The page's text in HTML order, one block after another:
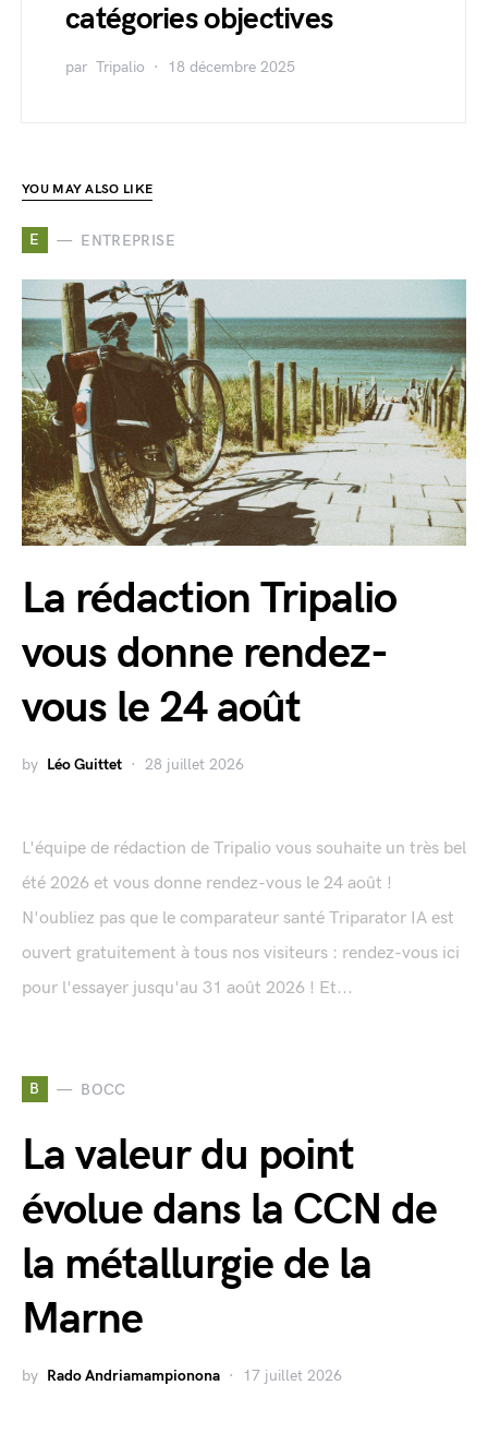
catégories objectives
par Tripalio 18 décembre 2025
YOU MAY ALSO LIKE
E ENTREPRISE
La rédaction Tripalio
vous donne rendez-
vous le 24 août
by Léo Guittet 28 juillet 2026
L'équipe de rédaction de Tripalio vous souhaite un très bel
été 2026 et vous donne rendez-vous le 24 août !
N'oubliez pas que le comparateur santé Triparator IA est
ouvert gratuitement à tous nos visiteurs : rendez-vous ici
pour l'essayer jusqu'au 31 août 2026 ! Et...
B BOCC
La valeur du point
évolue dans la CCN de
la métallurgie de la
Marne
by Rado Andriamampionona 17 juillet 2026